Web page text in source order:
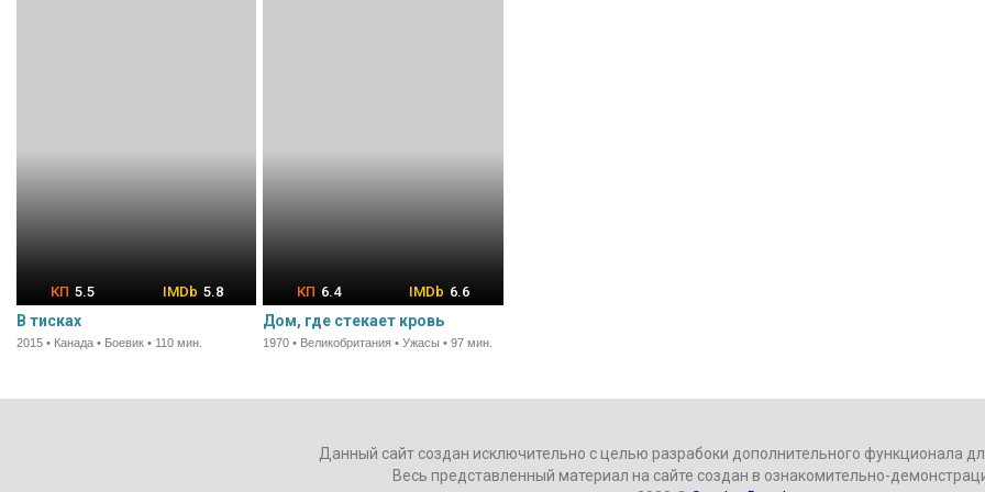
5.5 5.8
В тисках
2015 • Канада • Боевик • 110 мин.
6.4 6.6
Дом, где стекает кровь
1970 • Великобритания • Ужасы • 97 мин.
Данный сайт создан исключительно с целью разрабоки дополнительного функционала
Весь представленный материал на сайте создан в ознакомительно-